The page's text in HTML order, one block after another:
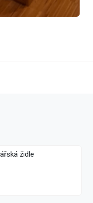
židle